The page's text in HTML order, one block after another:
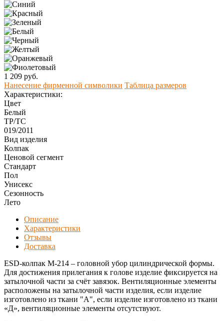
1 209 руб.
Нанесение фирменной символики Таблица размеров
Характеристики:
Цвет
Белый
ТР/ТС
019/2011
Вид изделия
Колпак
Ценовой сегмент
Стандарт
Пол
Унисекс
Сезонность
Лето
Описание
Характеристики
Отзывы
Доставка
ESD-колпак М-214 – головной убор цилиндрической формы.
Для достижения прилегания к голове изделие фиксируется на
затылочной части за счёт завязок. Вентиляционные элементы
расположены на затылочной части изделия, если изделие
изготовлено из ткани "А", если изделие изготовлено из ткани
«Д», вентиляционные элементы отсутствуют.